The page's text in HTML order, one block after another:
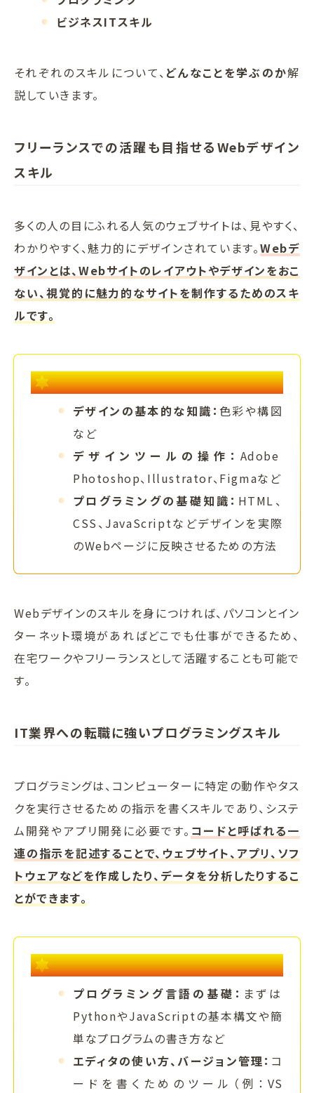
ビジネスITスキル
それぞれのスキルについて、 どんなことを学ぶのか解
説していきます。
フリーランスでの活躍も目指せるWebデザイン
スキル
多くの人の目にふれる人気のウェブサイトは、見やすく、
わかりやすく、魅力的にデザインされています。Webデ
ザインとは、Webサイトのレイアウトやデザインをおこ
ない、視覚的に魅力的なサイトを制作するためのスキ
ルです。
Webデザインのために学ぶスキル
デザインの基本的な知識： 色彩や構図
など
デザインツールの操作： Adobe
Photoshop、Illustrator、Figmaなど
プログラミングの基礎知識： HTML、
CSS、JavaScriptなどデザインを実際
のWebページに反映させるための方法
Webデザインのスキルを身につければ、パソコンとイン
ターネット環境があればどこでも仕事ができるため、
在宅ワークやフリーランスとして活躍することも可能で
す。
IT業界への転職に強いプログラミングスキル
プログラミングは、コンピューターに特定の動作やタス
クを実行させるための指示を書くスキルであり、システ
ム開発やアプリ開発に必要です。 コードと呼ばれる一
連の指示を記述することで、ウェブサイト、アプリ、ソフ
トウェアなどを作成したり、データを分析したりするこ
とができます。
プログラミングのために学ぶスキル
プログラミング言語の基礎： まずは
PythonやJavaScriptの基本構文や簡
単なプログラムの書き方など
エディタの使い方、バージョン管理： コ
ードを書くためのツール（例：VS